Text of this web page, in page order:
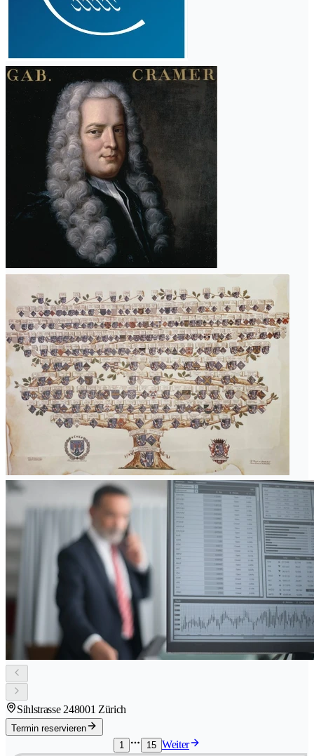
Sihlstrasse 248001 Zürich
Termin reservieren
1
15 Weiter